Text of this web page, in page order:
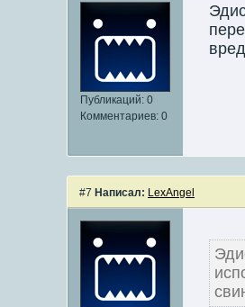
Публикаций: 0
Комментариев: 0
#7 Написал: LexAngel